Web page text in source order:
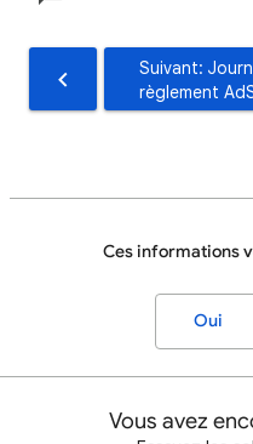
Suivant:
règlement
Ces informations
Oui
Vous avez